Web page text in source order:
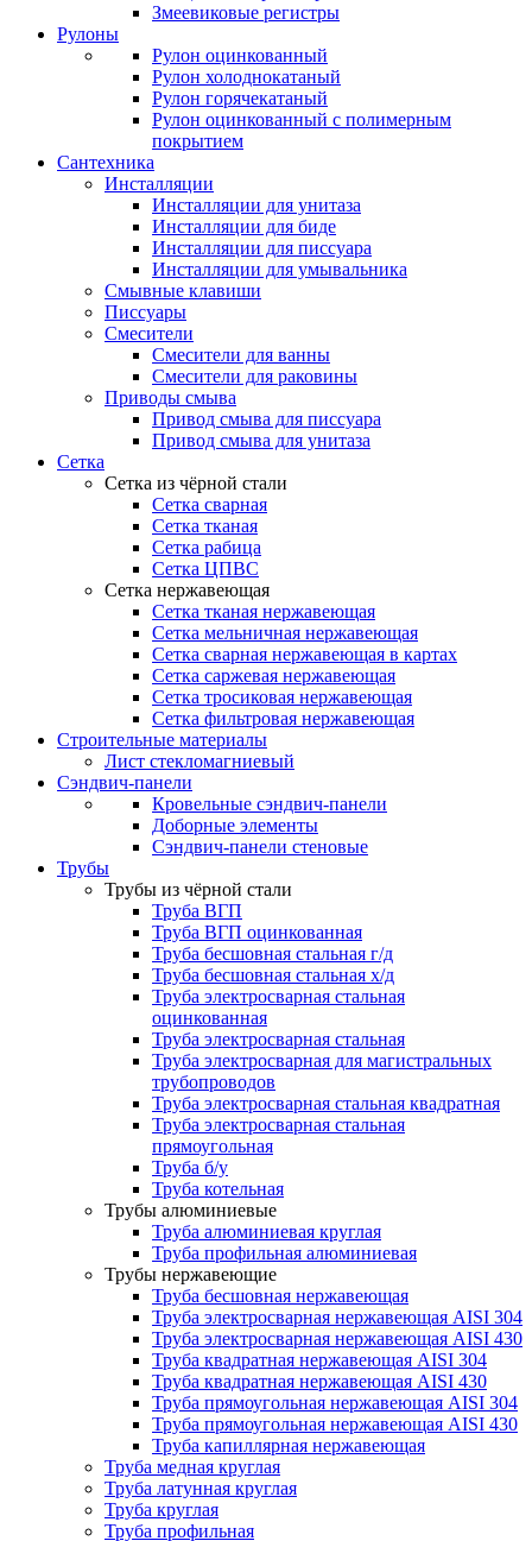
Змеевиковые регистры
Рулоны
Рулон оцинкованный
Рулон холоднокатаный
Рулон горячекатаный
Рулон оцинкованный с полимерным
покрытием
Сантехника
Инсталляции
Инсталляции для унитаза
Инсталляции для биде
Инсталляции для писсуара
Инсталляции для умывальника
Смывные клавиши
Писсуары
Смесители
Смесители для ванны
Смесители для раковины
Приводы смыва
Привод смыва для писсуара
Привод смыва для унитаза
Сетка
Сетка из чёрной стали
Сетка сварная
Сетка тканая
Сетка рабица
Сетка ЦПВС
Сетка нержавеющая
Сетка тканая нержавеющая
Сетка мельничная нержавеющая
Сетка сварная нержавеющая в картах
Сетка саржевая нержавеющая
Сетка тросиковая нержавеющая
Сетка фильтровая нержавеющая
Строительные материалы
Лист стекломагниевый
Сэндвич-панели
Кровельные сэндвич-панели
Доборные элементы
Сэндвич-панели стеновые
Трубы
Трубы из чёрной стали
Труба ВГП
Труба ВГП оцинкованная
Труба бесшовная стальная г/д
Труба бесшовная стальная х/д
Труба электросварная стальная
оцинкованная
Труба электросварная стальная
Труба электросварная для магистральных
трубопроводов
Труба электросварная стальная квадратная
Труба электросварная стальная
прямоугольная
Труба б/у
Труба котельная
Трубы алюминиевые
Труба алюминиевая круглая
Труба профильная алюминиевая
Трубы нержавеющие
Труба бесшовная нержавеющая
Труба электросварная нержавеющая AISI 304
Труба электросварная нержавеющая AISI 430
Труба квадратная нержавеющая AISI 304
Труба квадратная нержавеющая AISI 430
Труба прямоугольная нержавеющая AISI 304
Труба прямоугольная нержавеющая AISI 430
Труба капиллярная нержавеющая
Труба медная круглая
Труба латунная круглая
Труба круглая
Труба профильная